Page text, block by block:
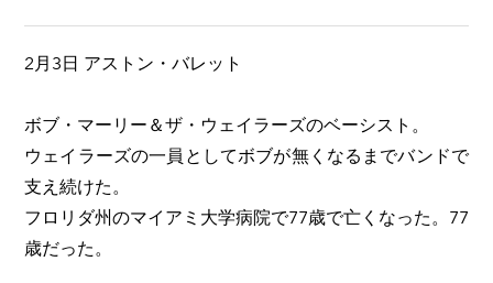
2月3日 アストン・バレット
ボブ・マーリー＆ザ・ウェイラーズのベーシスト。
ウェイラーズの一員としてボブが無くなるまでバンドで
支え続けた。
フロリダ州のマイアミ大学病院で77歳で亡くなった。77
歳だった。